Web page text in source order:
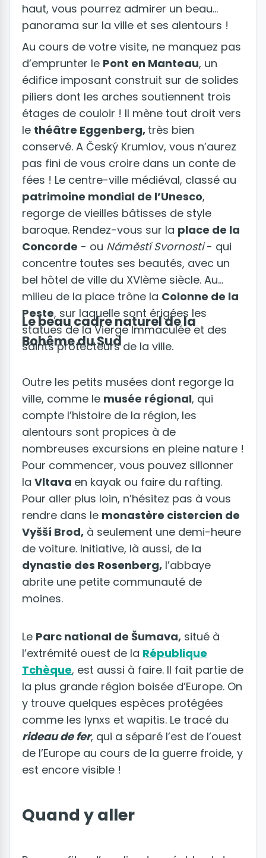
haut, vous pourrez admirer un beau
panorama sur la ville et ses alentours !
Au cours de votre visite, ne manquez pas
d’emprunter le Pont en Manteau, un
édifice imposant construit sur de solides
piliers dont les arches soutiennent trois
étages de couloir ! Il mène tout droit vers
le théâtre Eggenberg, très bien
conservé. A Český Krumlov, vous n’aurez
pas fini de vous croire dans un conte de
fées ! Le centre-ville médiéval, classé au
patrimoine mondial de l’Unesco,
regorge de vieilles bâtisses de style
baroque. Rendez-vous sur la place de la
Concorde - ou Náměstí Svornosti- qui
concentre toutes ses beautés, avec un
bel hôtel de ville du XVIème siècle. Au
milieu de la place trône la Colonne de la
Peste, sur laquelle sont érigées les
statues de la Vierge Immaculée et des
saints protecteurs de la ville.
Le beau cadre naturel de la
Bohême du Sud
Outre les petits musées dont regorge la
ville, comme le musée régional, qui
compte l’histoire de la région, les
alentours sont propices à de
nombreuses excursions en pleine nature !
Pour commencer, vous pouvez sillonner
la Vltava en kayak ou faire du rafting.
Pour aller plus loin, n’hésitez pas à vous
rendre dans le monastère cistercien de
Vyšší Brod, à seulement une demi-heure
de voiture. Initiative, là aussi, de la
dynastie des Rosenberg, l’abbaye
abrite une petite communauté de
moines.
Le Parc national de Šumava, situé à
l’extrémité ouest de la République
Tchèque, est aussi à faire. Il fait partie de
la plus grande région boisée d’Europe. On
y trouve quelques espèces protégées
comme les lynxs et wapitis. Le tracé du
rideau de fer, qui a séparé l’est de l’ouest
de l’Europe au cours de la guerre froide, y
est encore visible !
Quand y aller